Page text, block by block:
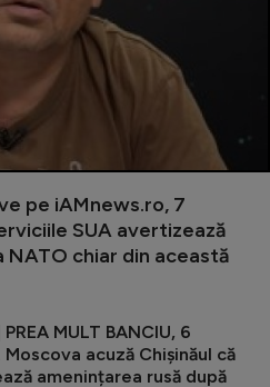
pe iAMnews.ro, 7
SUA avertizează
chiar din această
PREA MULT BANCIU, 6
Moscova acuză Chișinăul că
amenințarea rusă după